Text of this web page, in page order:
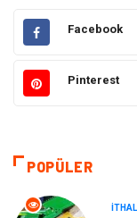
Gıda
Eğitim & Kariyer
Ulaşım ve
Bilgisayar ve
Facebook
Pinterest
POPÜLER